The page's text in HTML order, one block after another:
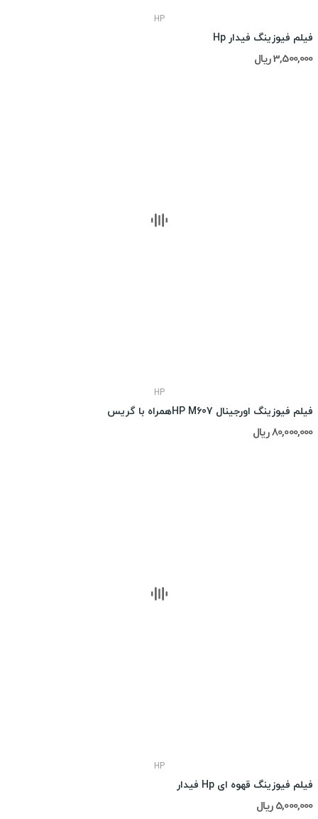
HP
فیلم فیوزینگ فیدار Hp
3,500,000 ریال
HP
فیلم فیوزینگ اورجینال HP M607همراه با گریس
80,000,000 ریال
HP
فیلم فیوزینگ قهوه ای Hp فیدار
5,000,000 ریال